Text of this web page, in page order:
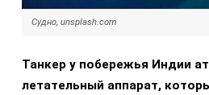
Судно, unsplash.com
Танкер у побережья Индии
летательный аппарат,